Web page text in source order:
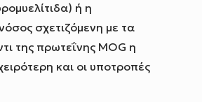
ή η
σχετιζόμενη με τα
της πρωτεΐνης MOG η
και οι υποτροπές